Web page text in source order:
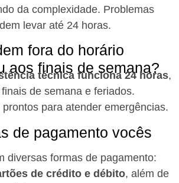
da complexidade. Problemas
levar até 24 horas.
fora do horário
aos finais de semana?
técnica funciona 24 horas,
de semana e feriados.
para atender emergências.
de pagamento vocês
diversas formas de pagamento:
de crédito e débito, além de